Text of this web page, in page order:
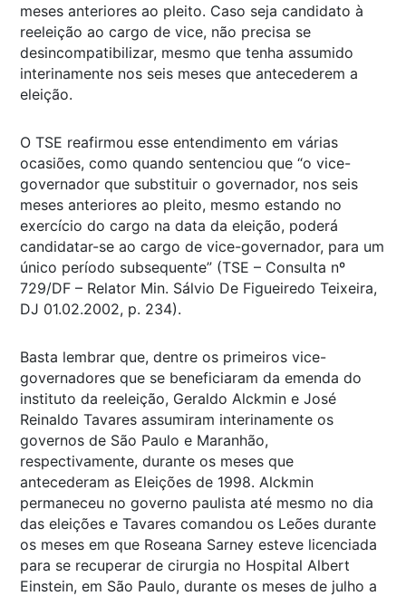
meses anteriores ao pleito. Caso seja candidato à
reeleição ao cargo de vice, não precisa se
desincompatibilizar, mesmo que tenha assumido
interinamente nos seis meses que antecederem a
eleição.
O TSE reafirmou esse entendimento em várias
ocasiões, como quando sentenciou que “o vice-
governador que substituir o governador, nos seis
meses anteriores ao pleito, mesmo estando no
exercício do cargo na data da eleição, poderá
candidatar-se ao cargo de vice-governador, para um
único período subsequente” (TSE – Consulta nº
729/DF – Relator Min. Sálvio De Figueiredo Teixeira,
DJ 01.02.2002, p. 234).
Basta lembrar que, dentre os primeiros vice-
governadores que se beneficiaram da emenda do
instituto da reeleição, Geraldo Alckmin e José
Reinaldo Tavares assumiram interinamente os
governos de São Paulo e Maranhão,
respectivamente, durante os meses que
antecederam as Eleições de 1998. Alckmin
permaneceu no governo paulista até mesmo no dia
das eleições e Tavares comandou os Leões durante
os meses em que Roseana Sarney esteve licenciada
para se recuperar de cirurgia no Hospital Albert
Einstein, em São Paulo, durante os meses de julho a